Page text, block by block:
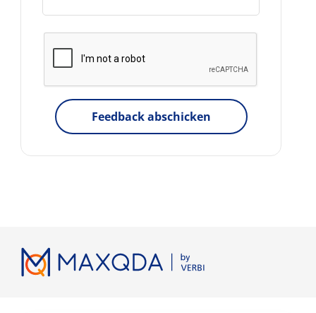
Feedback abschicken